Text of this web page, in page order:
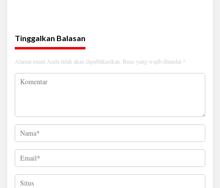
Tinggalkan Balasan
Alamat email Anda tidak akan dipublikasikan. Ruas yang wajib ditandai *